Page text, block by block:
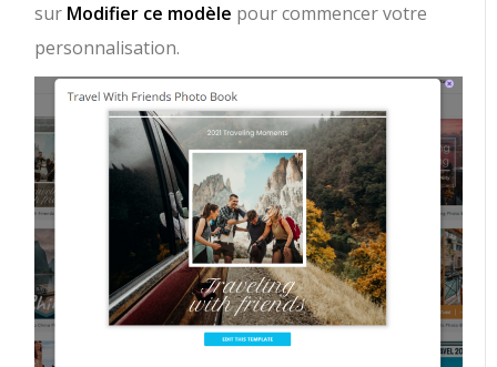
sur Modifier ce modèle pour commencer votre
personnalisation.